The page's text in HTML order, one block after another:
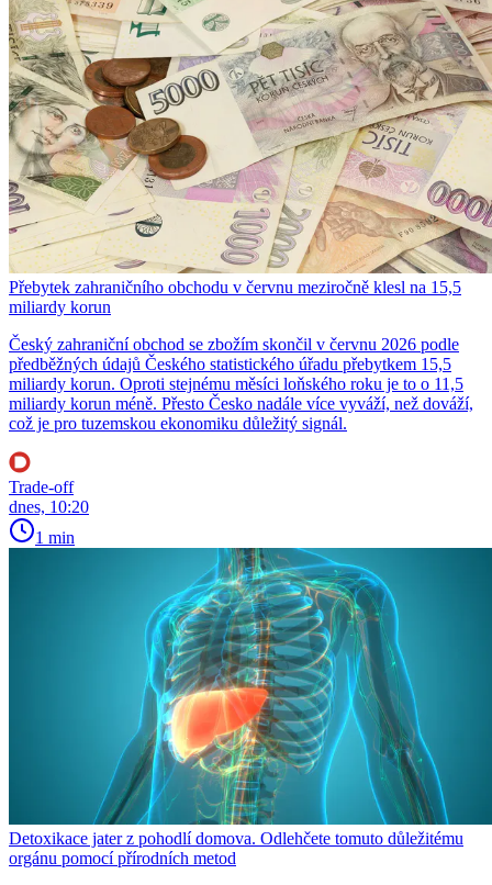
Přebytek zahraničního obchodu v červnu meziročně klesl na 15,5
miliardy korun
Český zahraniční obchod se zbožím skončil v červnu 2026 podle
předběžných údajů Českého statistického úřadu přebytkem 15,5
miliardy korun. Oproti stejnému měsíci loňského roku je to o 11,5
miliardy korun méně. Přesto Česko nadále více vyváží, než dováží,
což je pro tuzemskou ekonomiku důležitý signál.
Trade-off
dnes, 10:20
1 min
Detoxikace jater z pohodlí domova. Odlehčete tomuto důležitému
orgánu pomocí přírodních metod